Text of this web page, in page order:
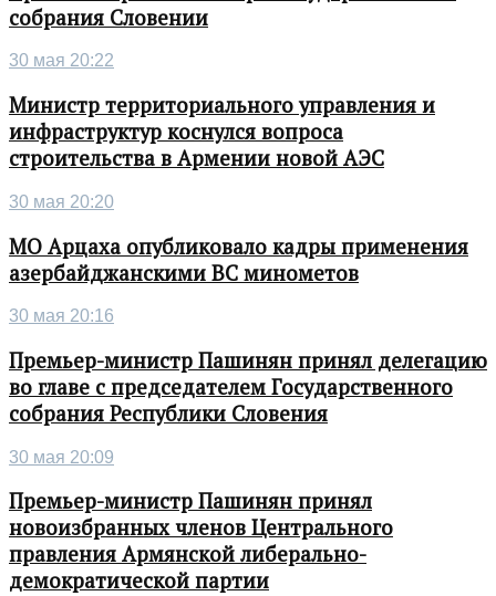
собрания Словении
30 мая 20:22
Министр территориального управления и
инфраструктур коснулся вопроса
строительства в Армении новой АЭС
30 мая 20:20
МО Арцаха опубликовало кадры применения
азербайджанскими ВС минометов
30 мая 20:16
Премьер-министр Пашинян принял делегацию
во главе с председателем Государственного
собрания Республики Словения
30 мая 20:09
Премьер-министр Пашинян принял
новоизбранных членов Центрального
правления Армянской либерально-
демократической партии